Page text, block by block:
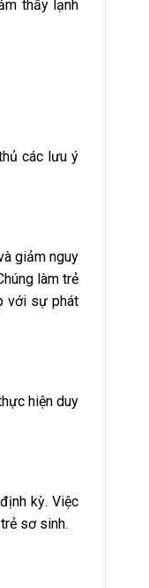
thấy lạnh
các lưu ý
giảm nguy
làm trẻ
với sự phát
hiện duy
kỳ. Việc
sơ sinh.